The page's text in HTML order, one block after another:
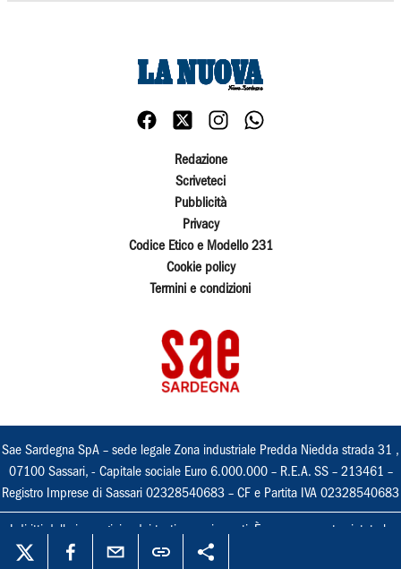
Redazione
Scriveteci
Pubblicità
Privacy
Codice Etico e Modello 231
Cookie policy
Termini e condizioni
Sae Sardegna SpA – sede legale Zona industriale Predda Niedda strada 31 ,
07100 Sassari, - Capitale sociale Euro 6.000.000 – R.E.A. SS – 213461 –
Registro Imprese di Sassari 02328540683 – CF e Partita IVA 02328540683
I diritti delle immagini e dei testi sono riservati. È espressamente vietata la
loro riproduzione con qualsiasi mezzo e l'adattamento totale o parziale.